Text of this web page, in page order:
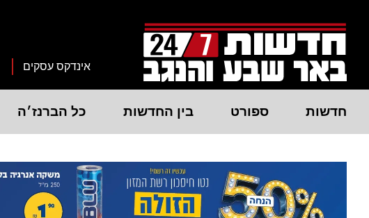
אינדקס עסקים
חדשות ספורט בין החדשות כל הברנז׳ה